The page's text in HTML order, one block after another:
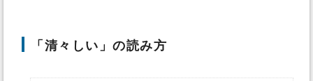
「清々しい」の読み方